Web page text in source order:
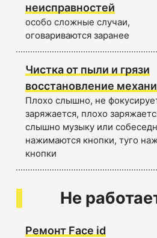
неисправностей
особо сложные случаи,
оговариваются заранее
Чистка от пыли и грязи
восстановление
Плохо слышно, не
заряжается, плохо
слышно музыку или
нажимаются кнопки, туго
кнопки
Не
Ремонт Face id